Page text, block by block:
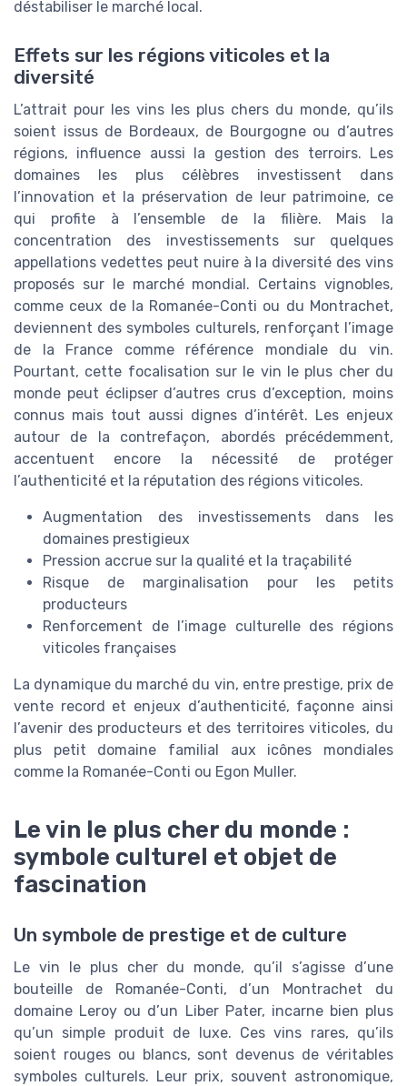
déstabiliser le marché local.
Effets sur les régions viticoles et la
diversité
L’attrait pour les vins les plus chers du monde, qu’ils
soient issus de Bordeaux, de Bourgogne ou d’autres
régions, influence aussi la gestion des terroirs. Les
domaines les plus célèbres investissent dans
l’innovation et la préservation de leur patrimoine, ce
qui profite à l’ensemble de la filière. Mais la
concentration des investissements sur quelques
appellations vedettes peut nuire à la diversité des vins
proposés sur le marché mondial. Certains vignobles,
comme ceux de la Romanée-Conti ou du Montrachet,
deviennent des symboles culturels, renforçant l’image
de la France comme référence mondiale du vin.
Pourtant, cette focalisation sur le vin le plus cher du
monde peut éclipser d’autres crus d’exception, moins
connus mais tout aussi dignes d’intérêt. Les enjeux
autour de la contrefaçon, abordés précédemment,
accentuent encore la nécessité de protéger
l’authenticité et la réputation des régions viticoles.
Augmentation des investissements dans les
domaines prestigieux
Pression accrue sur la qualité et la traçabilité
Risque de marginalisation pour les petits
producteurs
Renforcement de l’image culturelle des régions
viticoles françaises
La dynamique du marché du vin, entre prestige, prix de
vente record et enjeux d’authenticité, façonne ainsi
l’avenir des producteurs et des territoires viticoles, du
plus petit domaine familial aux icônes mondiales
comme la Romanée-Conti ou Egon Muller.
Le vin le plus cher du monde :
symbole culturel et objet de
fascination
Un symbole de prestige et de culture
Le vin le plus cher du monde, qu’il s’agisse d’une
bouteille de Romanée-Conti, d’un Montrachet du
domaine Leroy ou d’un Liber Pater, incarne bien plus
qu’un simple produit de luxe. Ces vins rares, qu’ils
soient rouges ou blancs, sont devenus de véritables
symboles culturels. Leur prix, souvent astronomique,